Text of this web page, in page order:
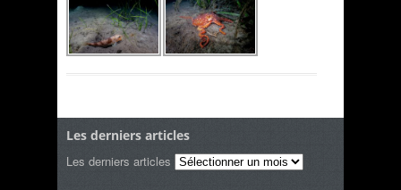
Les derniers articles
Les derniers articles